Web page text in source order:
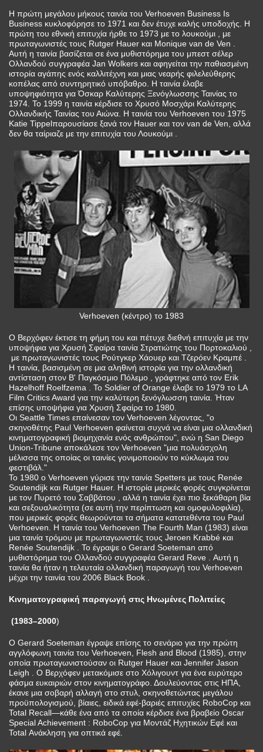
Η πρώτη μεγάλου μήκους ταινία του Verhoeven Business Is
Business κυκλοφόρησε το 1971 και δεν έτυχε καλής υποδοχής. Η
πρώτη του εθνική επιτυχία ήρθε το 1973 με το λουκούμι , με
πρωταγωνιστές τους Rutger Hauer και Monique van de Ven .
Αυτή η ταινία βασίζεται σε ένα μυθιστόρημα του μπεστ σέλερ
Ολλανδού συγγραφέα Jan Wolkers και αφηγείται την παθιασμένη
ιστορία αγάπης ενός καλλιτέχνη και μιας νεαρής φιλελεύθερης
κοπέλας από συντηρητικό υπόβαθρο. Η ταινία έλαβε
υποψηφιότητα για Όσκαρ Καλύτερης Ξενόγλωσσης Ταινίας το
1974. Το 1999 η ταινία κέρδισε το Χρυσό Μοσχάρι Καλύτερης
Ολλανδικής Ταινίας του Αιώνα. Η ταινία του Verhoeven του 1975
Katie Tippelπαρουσίασε ξανά τον Hauer και τον van de Ven, αλλά
δεν θα ταίριαζε με την επιτυχία του Λουκούμι .
Verhoeven (κέντρο) το 1983
Ο Βερχόφεν έκτισε τη φήμη του και πέτυχε διεθνή επιτυχία με την
υποψήφια για Χρυσή Σφαίρα ταινία Στρατιώτης του Πορτοκαλιού ,
με πρωταγωνιστές τους Ρούτγκερ Χάουερ και Τζερόεν Κραμπέ .
Η ταινία, βασισμένη σε μια αληθινή ιστορία για την ολλανδική
αντίσταση στον Β' Παγκόσμιο Πόλεμο , γράφτηκε από τον Erik
Hazelhoff Roelfzema . Το Soldier of Orange έλαβε το 1979 το LA
Film Critics Award για την καλύτερη ξενόγλωσση ταινία. Ήταν
επίσης υποψήφια για Χρυσή Σφαίρα το 1980.
Οι Seattle Times επαίνεσαν τον Verhoeven λέγοντας, "ο
σκηνοθέτης Paul Verhoeven φαίνεται συχνά να είναι μια ολλανδική
κινηματογραφική βιομηχανία ενός ανθρώπου", ενώ η San Diego
Union-Tribune αποκάλεσε τον Verhoeven "μια πολυάσχολη
μέλισσα της οποίας οι ταινίες γονιμοποιούν το κύκλωμα του
φεστιβάλ."
Το 1980 ο Verhoeven γύρισε την ταινία Spetters με τους Renée
Soutendijk και Rutger Hauer. Η ιστορία μερικές φορές συγκρίνεται
με τον Πυρετό του Σαββάτου , αλλά η ταινία έχει πιο ξεκάθαρη βία
και σεξουαλικότητα (σε αυτή την περίπτωση και ομοφυλοφιλία),
που μερικές φορές θεωρούνται τα σήματα κατατεθέντα του Paul
Verhoeven. Η ταινία του Verhoeven The Fourth Man (1983) είναι
μια ταινία τρόμου με πρωταγωνιστές τους Jeroen Krabbé και
Renée Soutendijk . Το έγραψε ο Gerard Soeteman από
μυθιστόρημα του Ολλανδού συγγραφέα Gerard Reve . Αυτή η
ταινία θα ήταν η τελευταία ολλανδική παραγωγή του Verhoeven
μέχρι την ταινία του 2006 Black Book .
Κινηματογραφική παραγωγή στις Ηνωμένες Πολιτείες
(1983–2000)
Ο Gerard Soeteman έγραψε επίσης το σενάριο για την πρώτη
αγγλόφωνη ταινία του Verhoeven, Flesh and Blood (1985), στην
οποία πρωταγωνιστούσαν οι Rutger Hauer και Jennifer Jason
Leigh . Ο Βερχόφεν μετακόμισε στο Χόλιγουντ για ένα ευρύτερο
φάσμα ευκαιριών στον κινηματογράφο. Δουλεύοντας στις ΗΠΑ,
έκανε μια σοβαρή αλλαγή στο στυλ, σκηνοθετώντας μεγάλου
προϋπολογισμού, βίαιες, ειδικά εφέ-βαριές επιτυχίες RoboCop και
Total Recall⁠—κάθε ένα από τα οποία κέρδισε ένα βραβείο Oscar
Special Achievement : RoboCop για Μοντάζ Ηχητικών Εφέ και
Total Ανάκληση για οπτικά εφέ.